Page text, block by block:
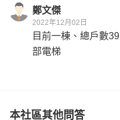
鄭文傑
2022年12月02日
目前一棟、總戶數
部電梯
本社區其他問答